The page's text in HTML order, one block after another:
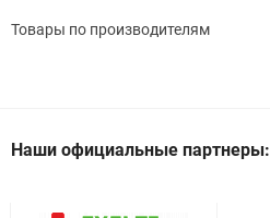
Товары по производителям
Наши официальные партнеры: